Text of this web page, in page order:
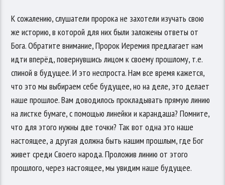
К сожалению, слушатели пророка не захотели изучать свою
же историю, в которой для них были заложены ответы от
Бога. Обратите внимание, Пророк Иеремия предлагает нам
идти вперёд, повернувшись лицом к своему прошлому, т.е.
спиной в будущее. И это неспроста. Нам все время кажется,
что это мы выбираем себе будущее, но на деле, это делает
наше прошлое. Вам доводилось прокладывать прямую линию
на листке бумаге, с помощью линейки и карандаша? Помните,
что для этого нужны две точки? Так вот одна это наше
настоящее, а другая должна быть нашим прошлым, где Бог
живет среди Своего народа. Проложив линию от этого
прошлого, через настоящее, мы увидим наше будущее.